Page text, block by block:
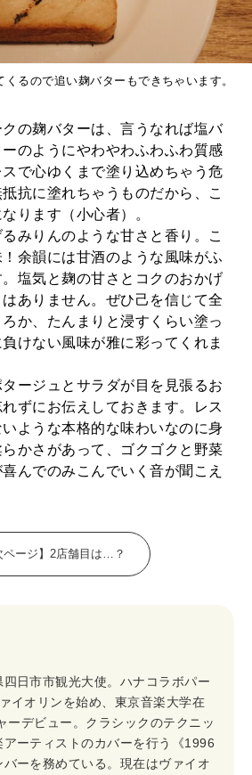
るので追い麹バターもできちゃいます。
の麹バターは、言うなれば塩バ
のようにやわやわふわふわ質感
で心ゆくまで塗り込めちゃう危
抗に塗れちゃうものだから、こ
ります（小心者）。
みりんのような甘さと香り。こ
余韻には甘酒のような風味がふ
塩気と麹の甘さとコクのおかげ
ありません。ぜひ己を信じて全
か、たんまりと浸すくらい塗っ
けない風味が雅に彩ってくれま
ージュとサラダが目を見張るお
ずにお伝えしておきます。レス
いような本格的な味わいなのに身
かさがあって、ゴクゴクと野菜
んでのみこんでいく音が聞こえ
ページ】2店舗目は…？
日市市観光大使。ハナコラボパー
イオリンを始め、東京音楽大学在
ーデビュー。クラシックのテクニッ
ーティストのカバーを行う《1996
ーを務めている。現在はヴァイオ